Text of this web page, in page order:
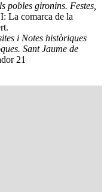
pobles gironins. Festes,
La comarca de la
i Notes històriques
Sant Jaume de
21